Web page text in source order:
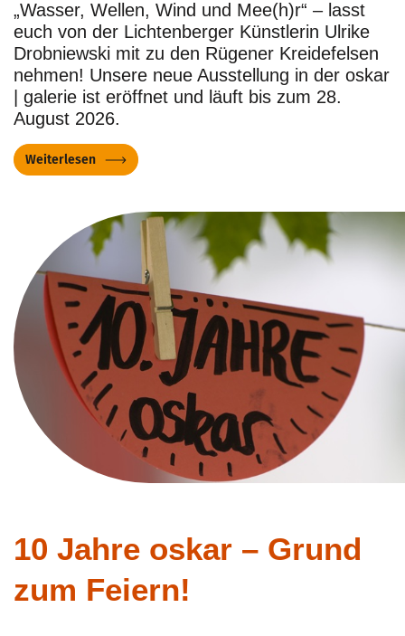
„Wasser, Wellen, Wind und Mee(h)r“ – lasst
euch von der Lichtenberger Künstlerin Ulrike
Drobniewski mit zu den Rügener Kreidefelsen
nehmen! Unsere neue Ausstellung in der oskar
| galerie ist eröffnet und läuft bis zum 28.
August 2026.
Weiterlesen
10 Jahre oskar – Grund
zum Feiern!